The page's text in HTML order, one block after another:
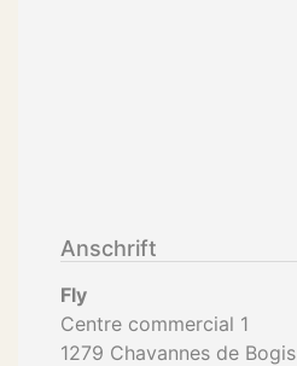
Anschrift
Fly
Centre commercial 1
1279 Chavannes de Bogis